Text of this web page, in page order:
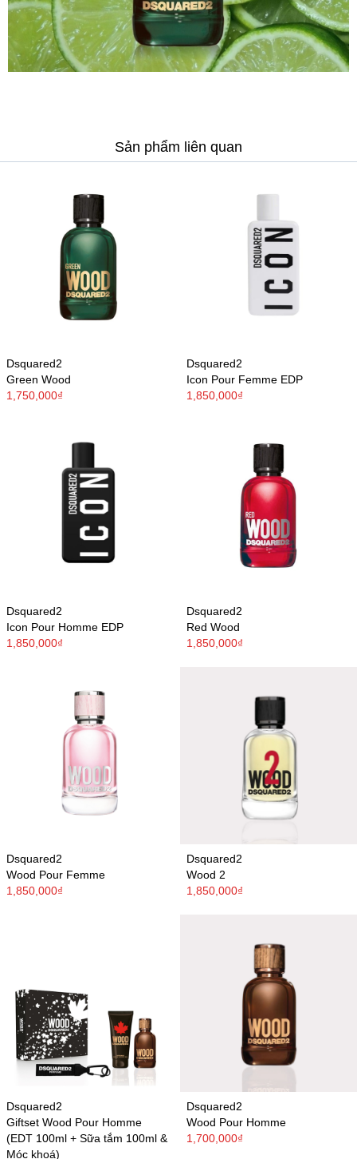
Sản phẩm liên quan
Dsquared2
Green Wood
1,750,000₫
Dsquared2
Icon Pour Femme EDP
1,850,000₫
Dsquared2
Icon Pour Homme EDP
1,850,000₫
Dsquared2
Red Wood
1,850,000₫
Dsquared2
Wood Pour Femme
1,850,000₫
Dsquared2
Wood 2
1,850,000₫
Dsquared2
Giftset Wood Pour Homme
(EDT 100ml + Sữa tắm 100ml &
Móc khoá)
Dsquared2
Wood Pour Homme
1,700,000₫